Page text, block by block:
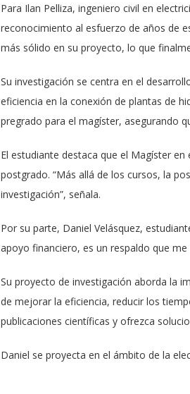
Para Ilan Pelliza, ingeniero civil en
reconocimiento al esfuerzo de años de
más sólido en su proyecto, lo que
Su investigación se centra en el
eficiencia en la conexión de plantas de
pregrado para el magíster, asegurando
El estudiante destaca que el Magíster
postgrado. “Más allá de los cursos, la
investigación”, señala.
Por su parte, Daniel Velásquez,
apoyo financiero, es un respaldo que
Su proyecto de investigación aborda la
de mejorar la eficiencia, reducir los
publicaciones científicas y ofrezca
Daniel se proyecta en el ámbito de la